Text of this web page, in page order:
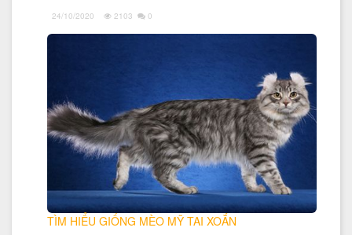
24/10/2020 2103 0
TÌM HIỂU GIỐNG MÈO MỸ TAI XOẮN